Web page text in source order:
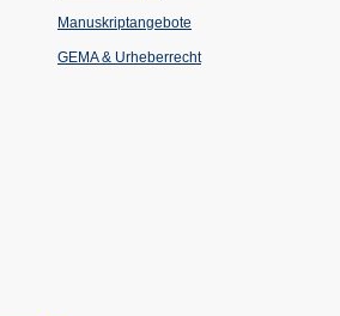
einem
Tab)
Manuskriptangebote
GEMA & Urheberrecht